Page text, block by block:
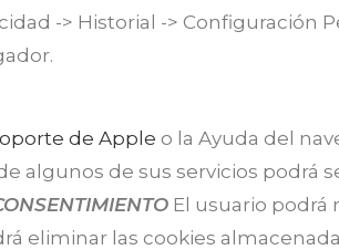
-> Historial ->
de Apple o la Ayuda del
algunos de sus servicios podrá
El usuario
eliminar las cookies